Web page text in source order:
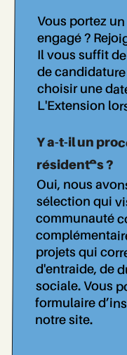
Vous portez
engagé ?
Il vous suffit
de
choisir une
L'Extension
Y a-t-il un
résident..es ?
Oui, nous
sélection qui
communauté
complémentaire.
projets qui
d'entraide, de
sociale. Vous
formulaire
notre site.